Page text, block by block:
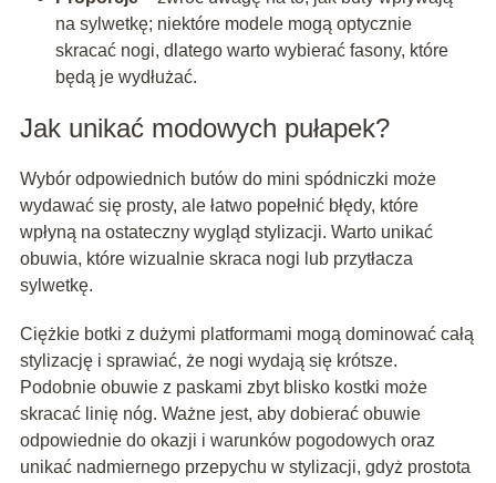
na sylwetkę; niektóre modele mogą optycznie
skracać nogi, dlatego warto wybierać fasony, które
będą je wydłużać.
Jak unikać modowych pułapek?
Wybór odpowiednich butów do mini spódniczki może
wydawać się prosty, ale łatwo popełnić błędy, które
wpłyną na ostateczny wygląd stylizacji. Warto unikać
obuwia, które wizualnie skraca nogi lub przytłacza
sylwetkę.
Ciężkie botki z dużymi platformami mogą dominować całą
stylizację i sprawiać, że nogi wydają się krótsze.
Podobnie obuwie z paskami zbyt blisko kostki może
skracać linię nóg. Ważne jest, aby dobierać obuwie
odpowiednie do okazji i warunków pogodowych oraz
unikać nadmiernego przepychu w stylizacji, gdyż prostota